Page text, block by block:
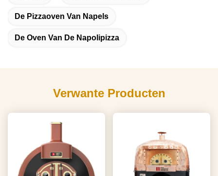
De Pizzaoven Van Napels
De Oven Van De Napolipizza
Verwante Producten